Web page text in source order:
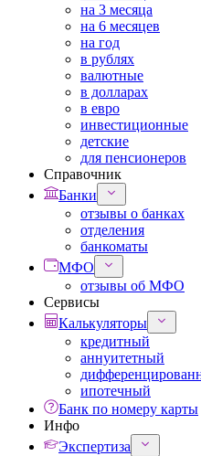
на 3 месяца
на 6 месяцев
на год
в рублях
валютные
в долларах
в евро
инвестиционные
детские
для пенсионеров
Справочник
Банки
отзывы о банках
отделения
банкоматы
МФО
отзывы об МФО
Сервисы
Калькуляторы
кредитный
аннуитетный
ипотечный
Банк по номеру карты
Инфо
Экспертиза